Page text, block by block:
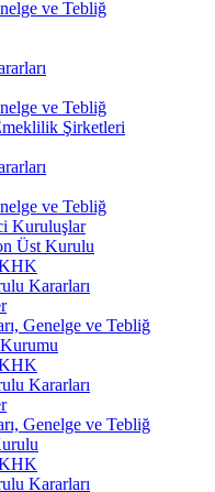
ve Tebliğ
ve Tebliğ
Şirketleri
ve Tebliğ
Kuruluşlar
Üst Kurulu
Kararları
Genelge ve Tebliğ
Kararları
Genelge ve Tebliğ
Kararları